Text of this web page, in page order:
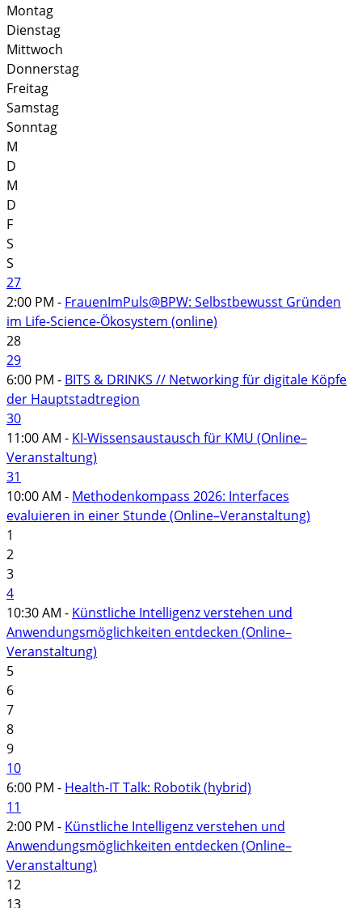
Montag
Dienstag
Mittwoch
Donnerstag
Freitag
Samstag
Sonntag
M
D
M
D
F
S
S
27
2:00 PM - FrauenImPuls@BPW: Selbstbewusst Gründen
im Life-Science-Ökosystem (online)
28
29
6:00 PM - BITS & DRINKS // Networking für digitale Köpfe
der Hauptstadtregion
30
11:00 AM - KI-Wissensaustausch für KMU (Online–
Veranstaltung)
31
10:00 AM - Methodenkompass 2026: Interfaces
evaluieren in einer Stunde (Online–Veranstaltung)
1
2
3
4
10:30 AM - Künstliche Intelligenz verstehen und
Anwendungsmöglichkeiten entdecken (Online–
Veranstaltung)
5
6
7
8
9
10
6:00 PM - Health-IT Talk: Robotik (hybrid)
11
2:00 PM - Künstliche Intelligenz verstehen und
Anwendungsmöglichkeiten entdecken (Online–
Veranstaltung)
12
13